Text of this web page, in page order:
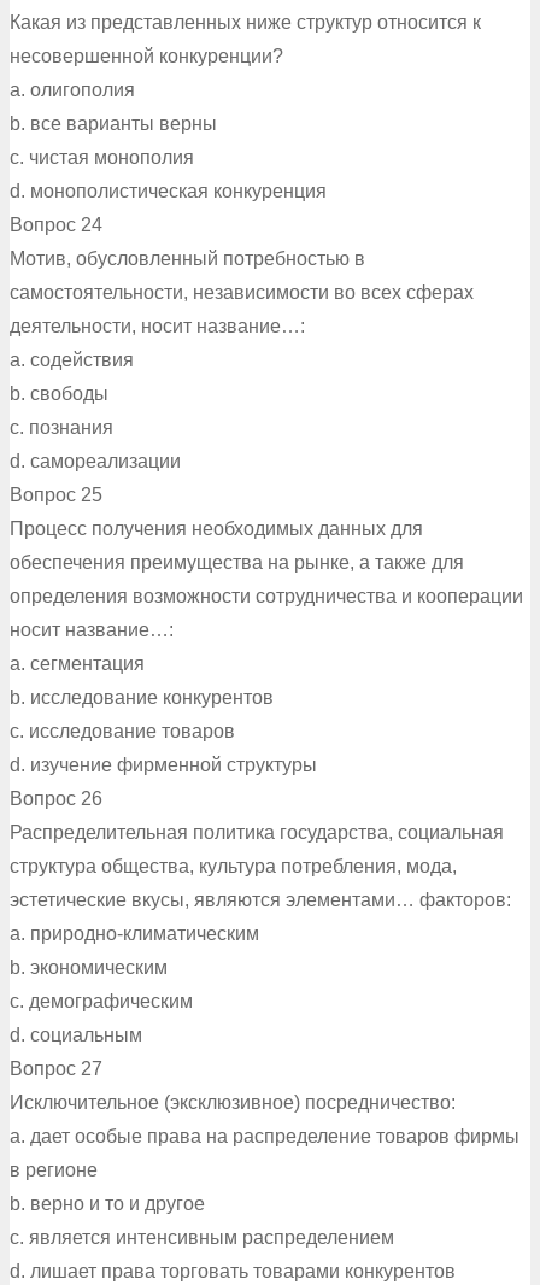
Какая из представленных ниже структур относится к
несовершенной конкуренции?
a. олигополия
b. все варианты верны
c. чистая монополия
d. монополистическая конкуренция
Вопрос 24
Мотив, обусловленный потребностью в
самостоятельности, независимости во всех сферах
деятельности, носит название…:
a. содействия
b. свободы
c. познания
d. самореализации
Вопрос 25
Процесс получения необходимых данных для
обеспечения преимущества на рынке, а также для
определения возможности сотрудничества и кооперации
носит название…:
a. сегментация
b. исследование конкурентов
c. исследование товаров
d. изучение фирменной структуры
Вопрос 26
Распределительная политика государства, социальная
структура общества, культура потребления, мода,
эстетические вкусы, являются элементами… факторов:
a. природно-климатическим
b. экономическим
c. демографическим
d. социальным
Вопрос 27
Исключительное (эксклюзивное) посредничество:
a. дает особые права на распределение товаров фирмы
в регионе
b. верно и то и другое
c. является интенсивным распределением
d. лишает права торговать товарами конкурентов